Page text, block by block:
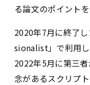
る論文のポイント
2020年7月に終了
sionalist」で利用
2022年5月に第三
念があるスクリプ